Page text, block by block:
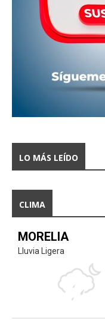
LO MÁS LEÍDO
CLIMA
MORELIA
Lluvia Ligera